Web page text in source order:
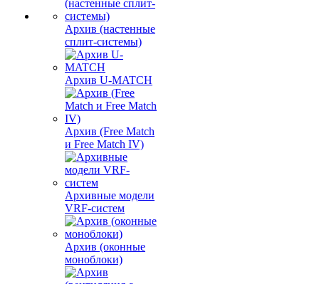
Архив (настенные
сплит-системы)
Архив U-MATCH
Архив (Free Match
и Free Match IV)
Архивные модели
VRF-систем
Архив (оконные
моноблоки)